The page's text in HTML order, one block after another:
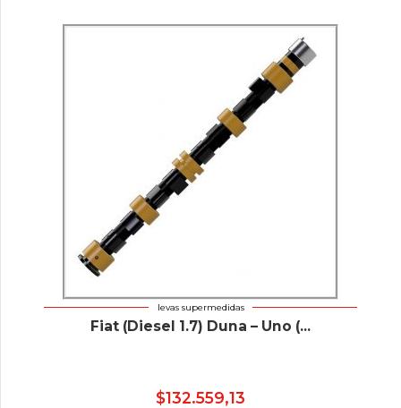
levas supermedidas
Fiat (Diesel 1.7) Duna – Uno (...
$132.559,13